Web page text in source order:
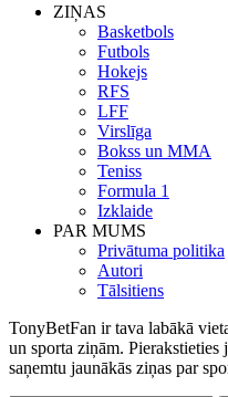
ZIŅAS
Basketbols
Futbols
Hokejs
RFS
LFF
Virslīga
Bokss un MMA
Teniss
Formula 1
Izklaide
PAR MUMS
Privātuma politika
Autori
Tālsitiens
TonyBetFan ir tava labākā
un sporta ziņām. Pierakstieties
saņemtu jaunākās ziņas par